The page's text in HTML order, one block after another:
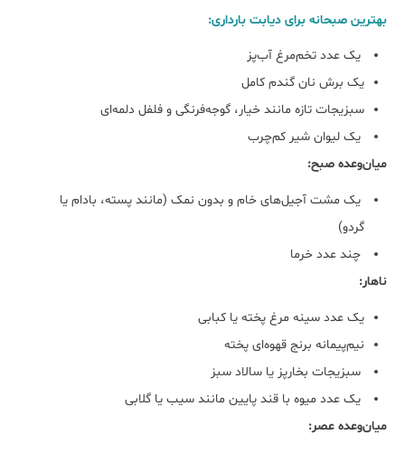
بهترین صبحانه برای دیابت بارداری:
یک عدد تخم‌مرغ آب‌پز
یک برش نان گندم کامل
سبزیجات تازه مانند خیار، گوجه‌فرنگی و فلفل دلمه‌ای
یک لیوان شیر کم‌چرب
میان‌وعده صبح:
یک مشت آجیل‌های خام و بدون نمک (مانند پسته، بادام یا
گردو)
چند عدد خرما
ناهار:
یک عدد سینه مرغ پخته یا کبابی
نیم‌پیمانه برنج قهوه‌ای پخته
سبزیجات بخارپز یا سالاد سبز
یک عدد میوه با قند پایین مانند سیب یا گلابی
میان‌وعده عصر: